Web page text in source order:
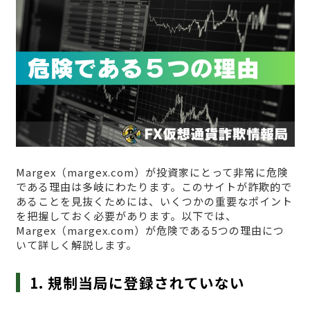
Margex（margex.com）が投資家にとって非常に危険
である理由は多岐にわたります。このサイトが詐欺的で
あることを見抜くためには、いくつかの重要なポイント
を把握しておく必要があります。以下では、
Margex（margex.com）が危険である5つの理由につ
いて詳しく解説します。
1. 規制当局に登録されていない